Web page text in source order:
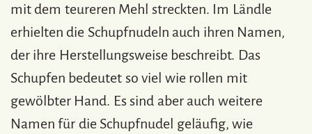
mit dem teureren Mehl streckten. Im Ländle
erhielten die Schupfnudeln auch ihren Namen,
der ihre Herstellungsweise beschreibt. Das
Schupfen bedeutet so viel wie rollen mit
gewölbter Hand. Es sind aber auch weitere
Namen für die Schupfnudel geläufig, wie